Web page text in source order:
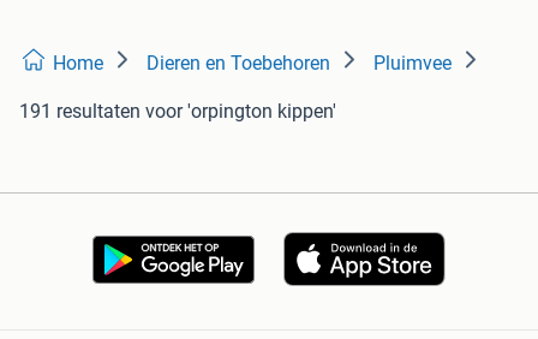
Home Dieren en Toebehoren Pluimvee
191 resultaten voor 'orpington kippen'